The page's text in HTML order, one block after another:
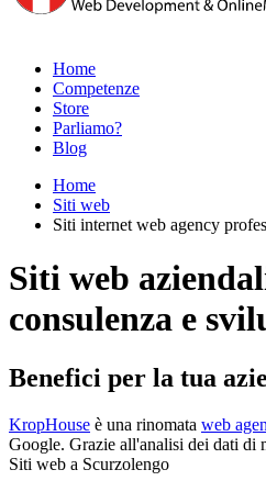
Home
Competenze
Store
Parliamo?
Blog
Home
Siti web
Siti internet web agency
Siti web
consulenza e
Benefici per la tua
KropHouse è una rinomata web
Google. Grazie all'analisi dei dati di
Siti web a Scurzolengo